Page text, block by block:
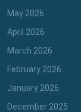
May 2026
April 2026
March 2026
February 2026
January 2026
December 2025